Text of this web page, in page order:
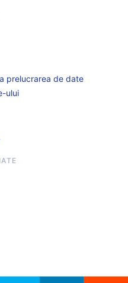
prelucrarea de date
ului